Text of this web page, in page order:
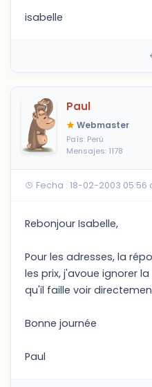
isabelle
Paul
Webmaster
País: Perú
Mensajes: 1178
Fecha : 18-02-2003 05:56
Rebonjour Isabelle,
Pour les adresses, la
les prix, j'avoue ignorer
qu'il faille voir
Bonne journée
Paul